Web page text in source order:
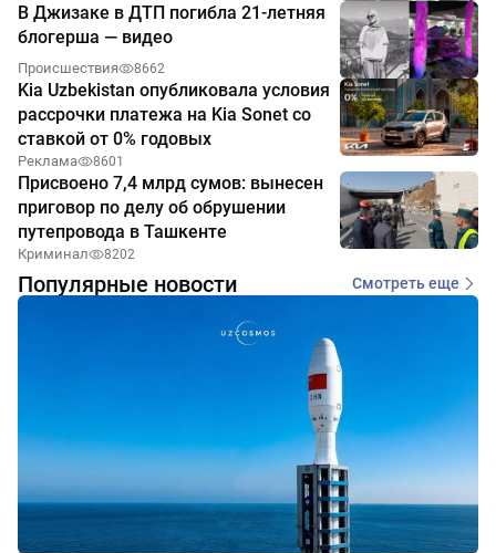
В Джизаке в ДТП погибла 21-летняя
блогерша — видео
Происшествия 8662
Kia Uzbekistan опубликовала условия
рассрочки платежа на Kia Sonet со
ставкой от 0% годовых
Реклама 8601
Присвоено 7,4 млрд сумов: вынесен
приговор по делу об обрушении
путепровода в Ташкенте
Криминал 8202
Популярные новости Смотреть еще